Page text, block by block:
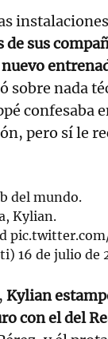
de sus
sobre nada
confesaba
pero sí le
del mundo.
Kylian.
16 de julio de
Kylian
con el del